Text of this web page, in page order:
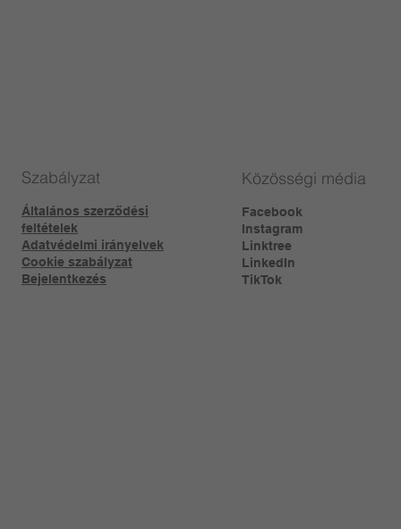
Szabályzat
Általános szerződési
feltételek
Adatvédelmi irányelvek
Cookie szabályzat
Bejelentkezés
Közösségi média
Facebook
Instagram
Linktree​
LinkedIn
TikTok